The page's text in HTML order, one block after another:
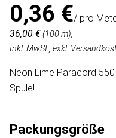
0,36 €/ pro
36,00 €(100 m),
Inkl. MwSt., exkl.
Neon Lime Paracord
Spule!
Packungsgröße